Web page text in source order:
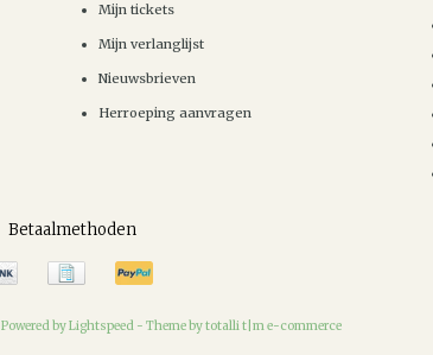
Mijn tickets
Mijn verlanglijst
Nieuwsbrieven
Herroeping aanvragen
Betaalmethoden
Powered byLightspeed - Theme by totalli t|m e-commerce